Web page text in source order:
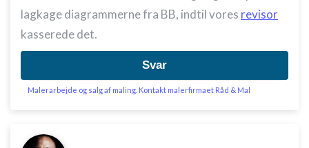
lagkage diagrammerne fra BB, indtil vores revisor
kasserede det.
Svar
Malerarbejde og salg af maling. Kontakt malerfirmaet Råd & Mal